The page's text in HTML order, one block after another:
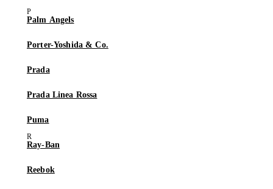
Palm Angels
Porter-Yoshida & Co.
Prada
Prada Linea Rossa
Puma
Ray-Ban
Reebok